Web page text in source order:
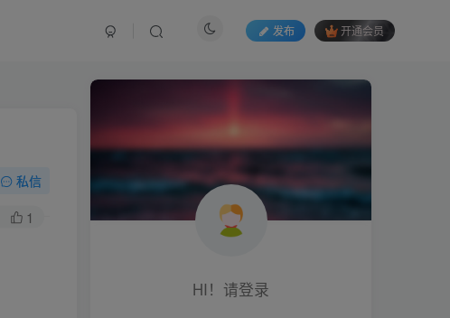
发布 开通会员
私信
1
HI！请登录